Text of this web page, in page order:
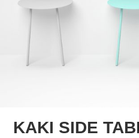
KAKI SIDE